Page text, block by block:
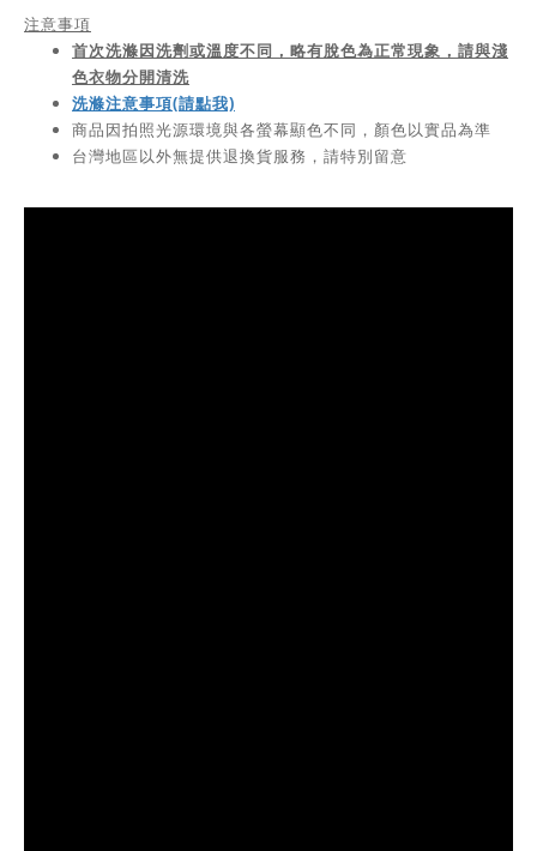
注意事項
首次洗滌因洗劑或溫度不同，略有脫色為正常現象，請與淺
色衣物分開清洗
洗滌注意事項(請點我)
商品因拍照光源環境與各螢幕顯色不同，顏色以實品為準
台灣地區以外無提供退換貨服務，請特別留意